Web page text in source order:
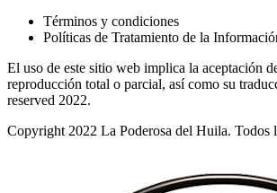
Términos y condiciones
Políticas de Tratamiento de la
El uso de este sitio web implica la aceptación
reproducción total o parcial, así como su
reserved 2022.
Copyright 2022 La Poderosa del Huila. Todos